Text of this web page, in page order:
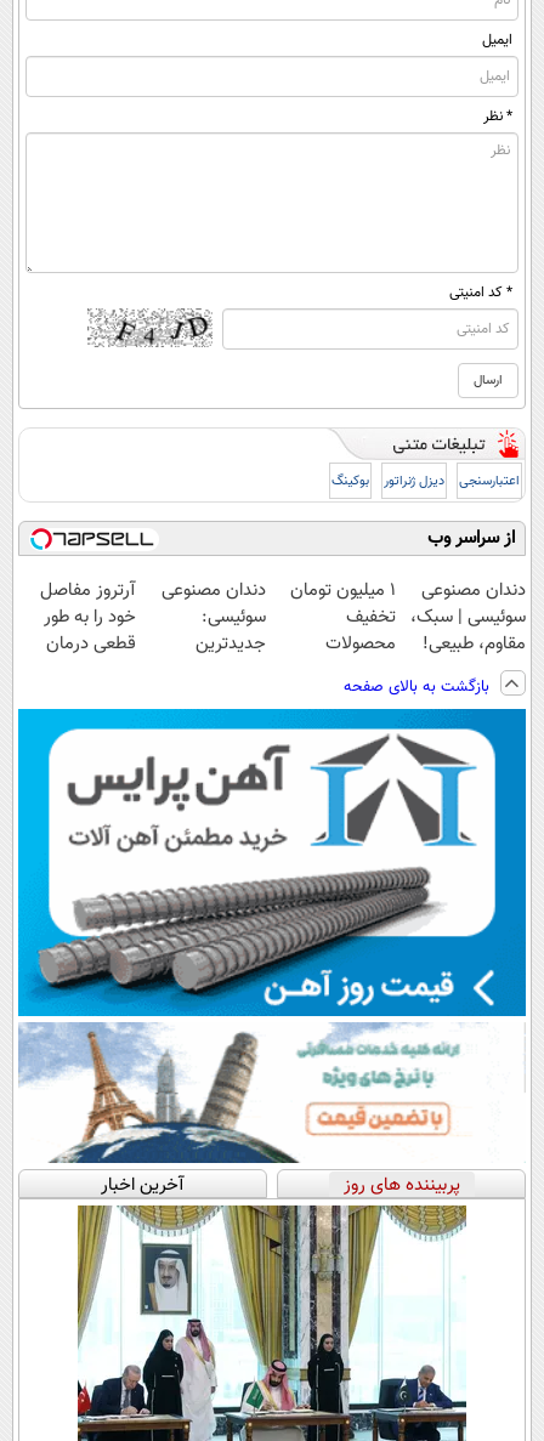
ایمیل
* نظر
* کد امنیتی
اعتبارسنجی دیزل ژنراتور بوکینگ
از سراسر وب
دندان مصنوعی
سوئیسی | سبک،
مقاوم، طبیعی!
ویزیت
رایگان+پرداخت
اقساطی😍
۱ میلیون تومان
تخفیف
محصولات
نزدیک‌تر به
شروع کاهش
وزن
دندان مصنوعی
سوئیسی:
جدیدترین
پرداخت قسطی
آرتروز مفاصل
خود را به طور
قطعی درمان
بازگشت به بالای صفحه
پربیننده های روز آخرین اخبار